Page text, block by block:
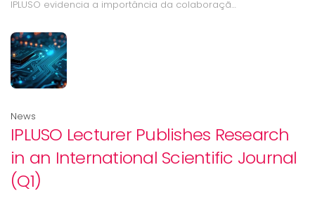
IPLUSO evidencia a importância da colaboraçã…
News
IPLUSO Lecturer Publishes Research
in an International Scientific Journal
(Q1)